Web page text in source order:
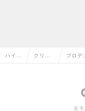
ハイク クリエ プロデ
ル・
若